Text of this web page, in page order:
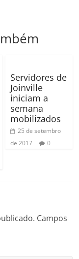
Servidores de
Joinville
iniciam a
semana
mobilizados
25 de setembro
de 2017
0
Campos